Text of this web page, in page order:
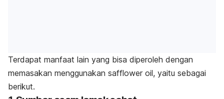
Terdapat manfaat lain yang bisa diperoleh dengan
memasakan menggunakan safflower oil, yaitu sebagai
berikut.